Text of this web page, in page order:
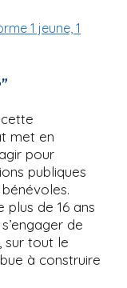
1 jeune, 1
met en
pour
publiques
de 16 ans
de
sur tout le
à construire